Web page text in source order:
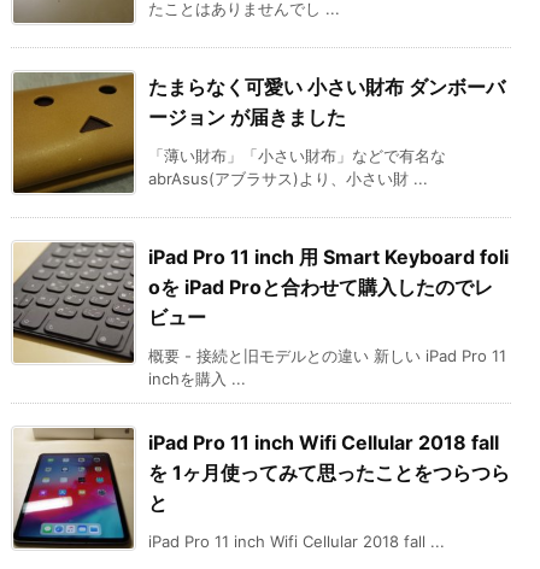
たことはありませんでし ...
たまらなく可愛い 小さい財布 ダンボーバ
ージョン が届きました
「薄い財布」「小さい財布」などで有名な
abrAsus(アブラサス)より、小さい財 ...
iPad Pro 11 inch 用 Smart Keyboard foli
oを iPad Proと合わせて購入したのでレ
ビュー
概要 - 接続と旧モデルとの違い 新しい iPad Pro 11
inchを購入 ...
iPad Pro 11 inch Wifi Cellular 2018 fall
を 1ヶ月使ってみて思ったことをつらつら
と
iPad Pro 11 inch Wifi Cellular 2018 fall ...